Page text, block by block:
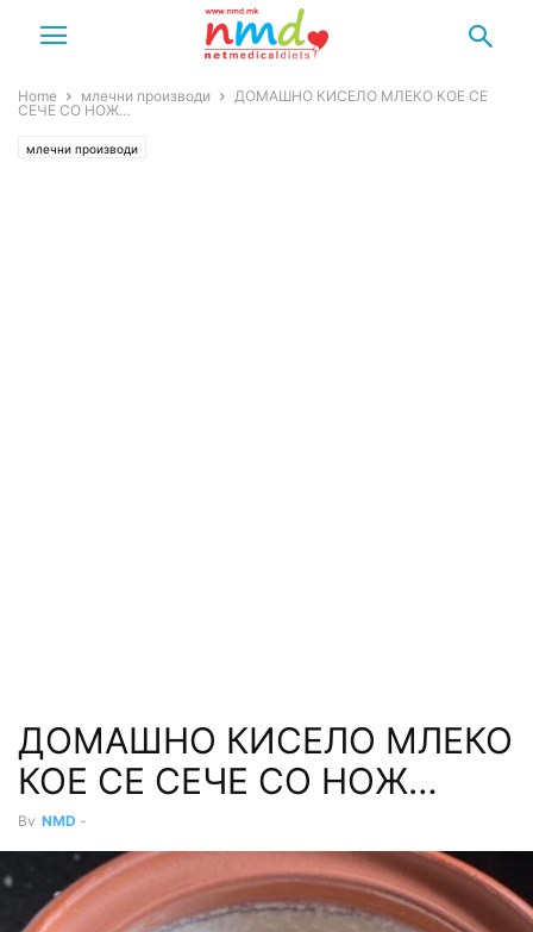
Home млечни производи
ДОМАШНО КИСЕЛО МЛЕКО КОЕ СЕ
СЕЧЕ СО НОЖ…
млечни производи
ДОМАШНО КИСЕЛО МЛЕКО
КОЕ СЕ СЕЧЕ СО НОЖ…
By NMD -